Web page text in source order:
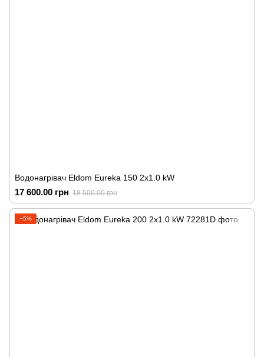
Водонагрівач Eldom Eureka 150 2x1.0 kW
17 600.00 грн 18 500.00 грн
−5%